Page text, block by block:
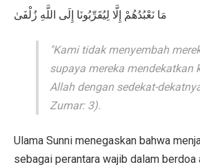
مَا نَعْبُدُهُمْ إِلَّا لِيُقَرِّبُونَا إِلَى اللَّهِ زُلْفَىٰ
"Kami tidak menyembah
supaya mereka mendekatkan
Allah dengan sedekat-
Zumar: 3).
Ulama Sunni menegaskan bahwa
sebagai perantara wajib dalam berdoa